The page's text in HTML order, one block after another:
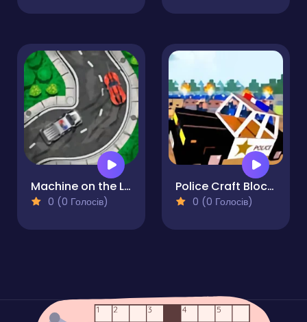
Machine on the Lines
0 (0 Голосів)
Police Craft Block Car Race
0 (0 Голосів)